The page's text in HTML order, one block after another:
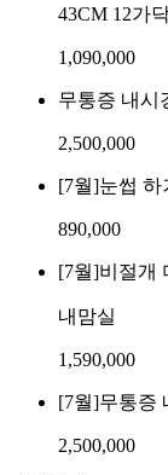
43CM 12가
1,090,000
무통증 내시
2,500,000
[7월]눈썹 하
890,000
[7월]비절개
내맘실
1,590,000
[7월]무통증
2,500,000